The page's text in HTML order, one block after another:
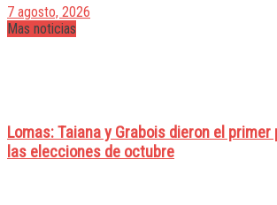
7 agosto, 2026
Mas noticias
Lomas: Taiana y Grabois dieron el primer
las elecciones de octubre